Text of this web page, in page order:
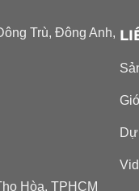
Trù, Đông Anh,
Hòa, TPHCM